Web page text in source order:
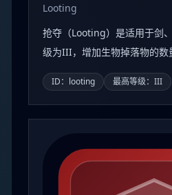
Looting
抢夺（Looting）是适用于剑
级为III，增加生物掉落物的数
ID：looting 最高等级：III